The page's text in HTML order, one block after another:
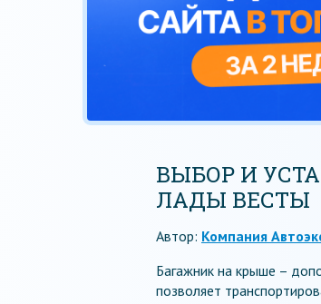
ВЫБОР И
ЛАДЫ ВЕСТЫ
Автор: Компания
Багажник на крыше –
позволяет